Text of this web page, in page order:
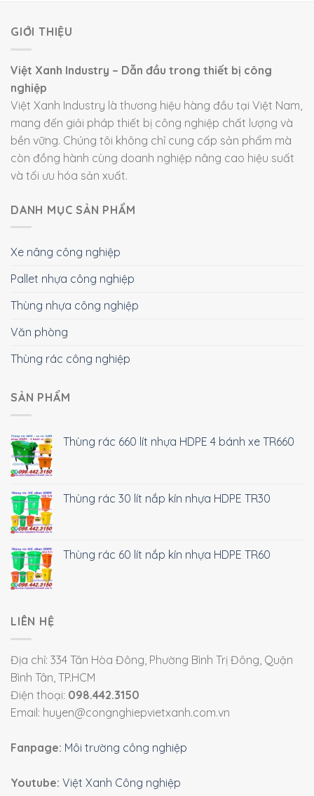
GIỚI THIỆU
Việt Xanh Industry – Dẫn đầu trong thiết bị công
nghiệp
Việt Xanh Industry là thương hiệu hàng đầu tại Việt Nam,
mang đến giải pháp thiết bị công nghiệp chất lượng và
bền vững. Chúng tôi không chỉ cung cấp sản phẩm mà
còn đồng hành cùng doanh nghiệp nâng cao hiệu suất
và tối ưu hóa sản xuất.
DANH MỤC SẢN PHẨM
Xe nâng công nghiệp
Pallet nhựa công nghiệp
Thùng nhựa công nghiệp
Văn phòng
Thùng rác công nghiệp
SẢN PHẨM
Thùng rác 660 lít nhựa HDPE 4 bánh xe TR660
Thùng rác 30 lít nắp kín nhựa HDPE TR30
Thùng rác 60 lít nắp kín nhựa HDPE TR60
LIÊN HỆ
Địa chỉ: 334 Tân Hòa Đông, Phường Bình Trị Đông, Quận
Bình Tân, TP.HCM
Điện thoại: 098.442.3150
Email: huyen@congnghiepvietxanh.com.vn
Fanpage: Môi trường công nghiệp
Youtube: Việt Xanh Công nghiệp